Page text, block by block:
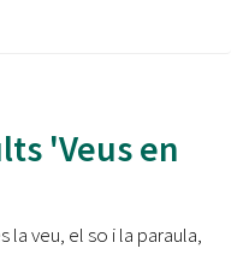
'Veus en
veu, el so i la paraula,